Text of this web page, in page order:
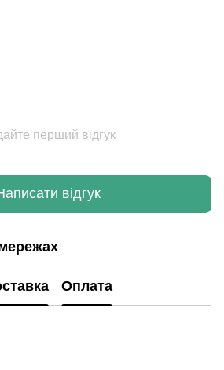
перший відгук
відгук
Оплата